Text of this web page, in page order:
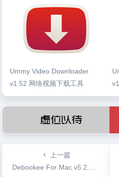
Ummy Video Downloader
v1.52 网络视频下载工具
上一篇
Debookee For Mac v5.2.3 ARP欺骗网络数据抓包分析工具